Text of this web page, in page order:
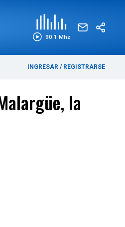
90.1 Mhz
INGRESAR / REGISTRARSE
la